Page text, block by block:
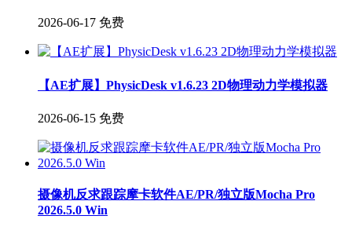
2026-06-17 免费
【AE扩展】PhysicDesk v1.6.23 2D物理动力学模拟器
2026-06-15 免费
摄像机反求跟踪摩卡软件AE/PR/独立版Mocha Pro
2026.5.0 Win